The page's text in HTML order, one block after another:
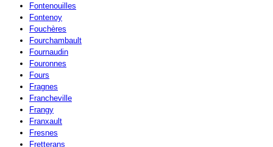
Fontenouilles
Fontenoy
Fouchères
Fourchambault
Fournaudin
Fouronnes
Fours
Fragnes
Francheville
Frangy
Franxault
Fresnes
Fretterans